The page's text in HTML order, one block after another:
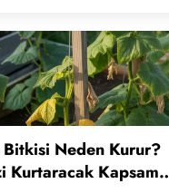
Bitkisi Neden Kurur?
Kurtaracak Kapsamlı